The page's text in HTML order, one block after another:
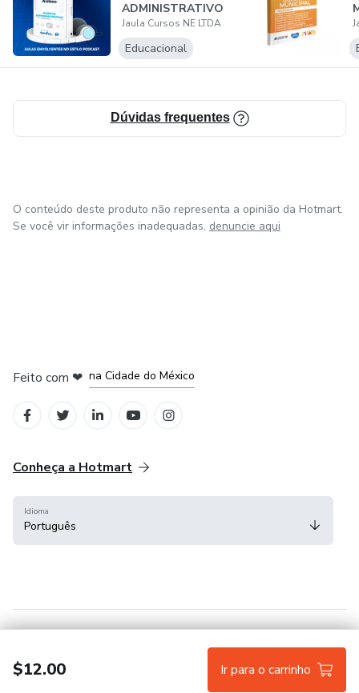
ADMINISTRATIVO
- IGEDUC
Jaula Cursos NE LTDA
Educacional
Dúvidas frequentes
$12.00 Ir para o carrinho
O conteúdo deste produto não representa a opinião da Hotmart.
Se você vir informações inadequadas, denuncie aqui
Feito com ❤ na Cidade do México
Conheça a Hotmart
Idioma
Português